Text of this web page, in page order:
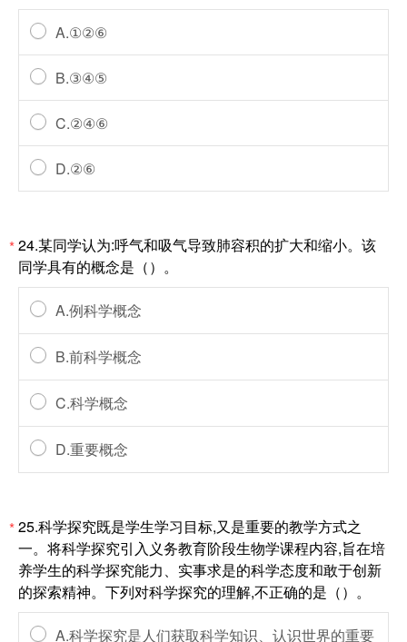
A.①②⑥
B.③④⑤
C.②④⑥
D.②⑥
*24.某同学认为:呼气和吸气导致肺容积的扩大和缩小。该
同学具有的概念是（）。
A.例科学概念
B.前科学概念
C.科学概念
D.重要概念
*25.科学探究既是学生学习目标,又是重要的教学方式之
一。将科学探究引入义务教育阶段生物学课程内容,旨在培
养学生的科学探究能力、实事求是的科学态度和敢于创新
的探索精神。下列对科学探究的理解,不正确的是（）。
A.科学探究是人们获取科学知识、认识世界的重要